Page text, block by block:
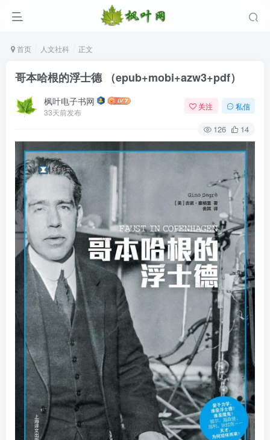
首页 人文社科 正文
哥本哈根的浮士德 （epub+mobi+azw3+pdf）
枫叶电子书网
33天前发布
关注 私信
126 14
登录
没有账号？立即注册
用户名/手机号/邮箱
登录密码
记住登录 找回密码 | 免密登录
登录
社交账号登录